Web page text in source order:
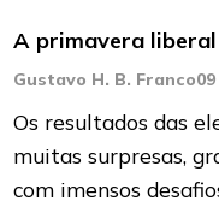
A primavera liberal
Gustavo H. B. Franco
Os resultados das
muitas surpresas,
com imensos